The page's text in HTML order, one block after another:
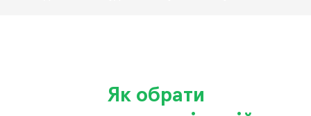
Як обрати